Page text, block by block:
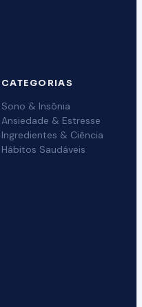
CATEGORIAS
Sono & Insônia
Ansiedade & Estresse
Ingredientes & Ciência
Hábitos Saudáveis